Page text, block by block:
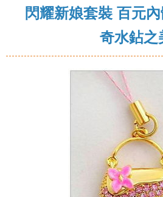
閃耀新娘套裝 百元
奇水鉆之